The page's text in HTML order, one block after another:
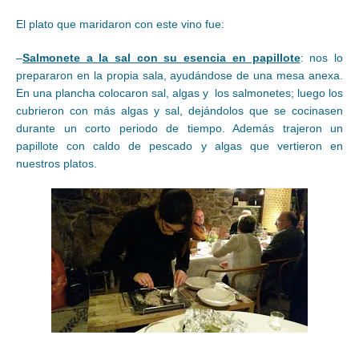
El plato que maridaron con este vino fue:
–Salmonete a la sal con su esencia en papillote: nos lo
prepararon en la propia sala, ayudándose de una mesa anexa.
En una plancha colocaron sal, algas y los salmonetes; luego los
cubrieron con más algas y sal, dejándolos que se cocinasen
durante un corto periodo de tiempo. Además trajeron un
papillote con caldo de pescado y algas que vertieron en
nuestros platos.